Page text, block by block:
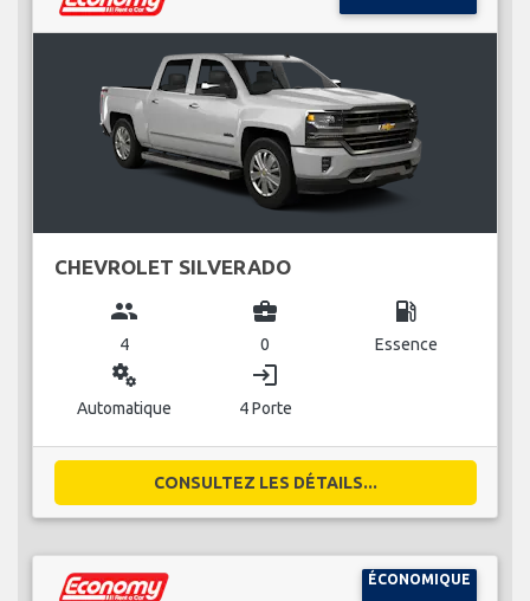
CHEVROLET SILVERADO
group
4
business_center
0
local_gas_station
Essence
miscellaneous_services
Automatique
login
4 Porte
CONSULTEZ LES DÉTAILS...
ÉCONOMIQUE